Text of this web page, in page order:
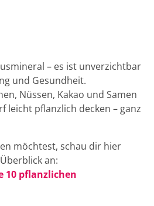
– es ist unverzichtbar
und Gesundheit.
Nüssen, Kakao und Samen
leicht pflanzlich decken – ganz
möchtest, schau dir hier
an:
10 pflanzlichen